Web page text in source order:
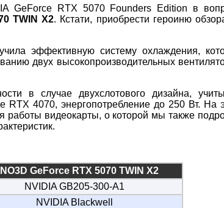
GeForce RTX 5070 Founders Edition в
TWIN X2. Кстати, приобрести героиню
эффективную систему охлаждения,
двух высокопроизводительных
в случае двухслотового дизайна,
4070, энергопотребление до 250 Вт. На
работы видеокарты, о которой мы также
GeForce RTX 5070 TWIN X2
NVIDIA GB205-300-A1
NVIDIA Blackwell